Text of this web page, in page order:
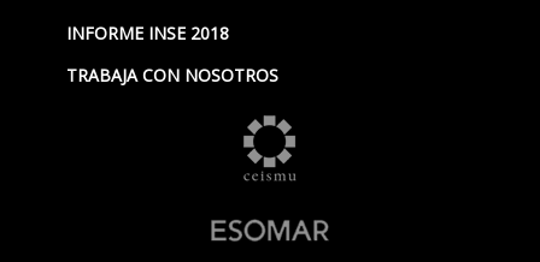
INFORME INSE 2018
TRABAJA CON NOSOTROS